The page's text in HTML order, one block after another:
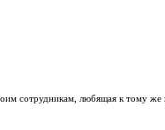
сотрудникам, любящая к тому же